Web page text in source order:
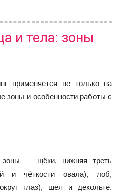
и тела: зоны
применяется не только на
зоны и особенности работы с
зоны — щёки, нижняя треть
и чёткости овала), лоб,
глаз), шея и декольте.